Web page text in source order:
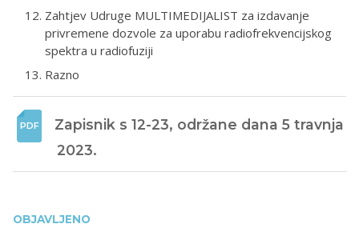
OBJAVLJENO
Zahtjev Udruge MULTIMEDIJALIST za izdavanje
privremene dozvole za uporabu radiofrekvencijskog
spektra u radiofuziji
Razno
Zapisnik s 12-23, održane dana 5 travnja
2023.